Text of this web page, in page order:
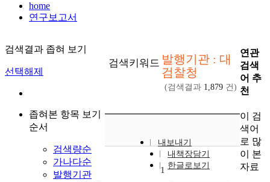
home
연구보고서
검색결과 좁혀 보기
선택해제
좁혀본 항목 보기
순서
검색량순
가나다순
발행기관
검색키워드 발행기관 : 대
검찰청
(검색결과 1,879 건)
내보내기
내책장담기
한글로보기
1
연관
검색
어 추
천
이 검
색어
로 많
이 본
자료